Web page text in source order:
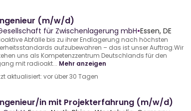
(m/w/d)
für Zwischenlagerung mbH•Essen, DE
Abfälle bis zu ihrer Endlagerung nach höchsten
aufzubewahren – das ist unser Auftrag.Wir
uns als Kompetenzzentrum Deutschlands für den
mit radioakt... Mehr anzeigen
aktualisiert: vor über 30 Tagen
in mit Projekterfahrung (m/w/d)